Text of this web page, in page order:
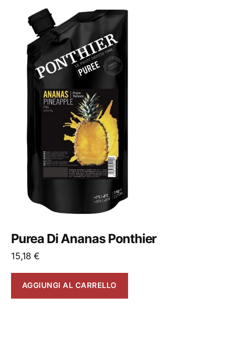
Purea Di Ananas Ponthier
15,18 €
AGGIUNGI AL CARRELLO